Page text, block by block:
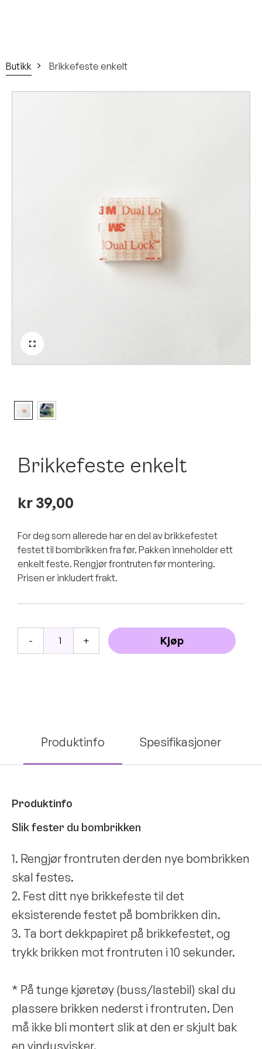
Butikk Brikkefeste enkelt
Brikkefeste enkelt
kr39,00
For deg som allerede har en del av brikkefestet
festet til bombrikken fra før. Pakken inneholder ett
enkelt feste. Rengjør frontruten før montering.
Prisen er inkludert frakt.
-
Brikkefeste
enkelt
antall
+ Kjøp
Produktinfo Spesifikasjoner
Produktinfo
Slik fester du bombrikken
1. Rengjør frontruten der den nye bombrikken
skal festes.
2. Fest ditt nye brikkefeste til det
eksisterende festet på bombrikken din.
3. Ta bort dekkpapiret på brikkefestet, og
trykk brikken mot frontruten i 10 sekunder.
* På tunge kjøretøy (buss/lastebil) skal du
plassere brikken nederst i frontruten. Den
må ikke bli montert slik at den er skjult bak
en vindusvisker.